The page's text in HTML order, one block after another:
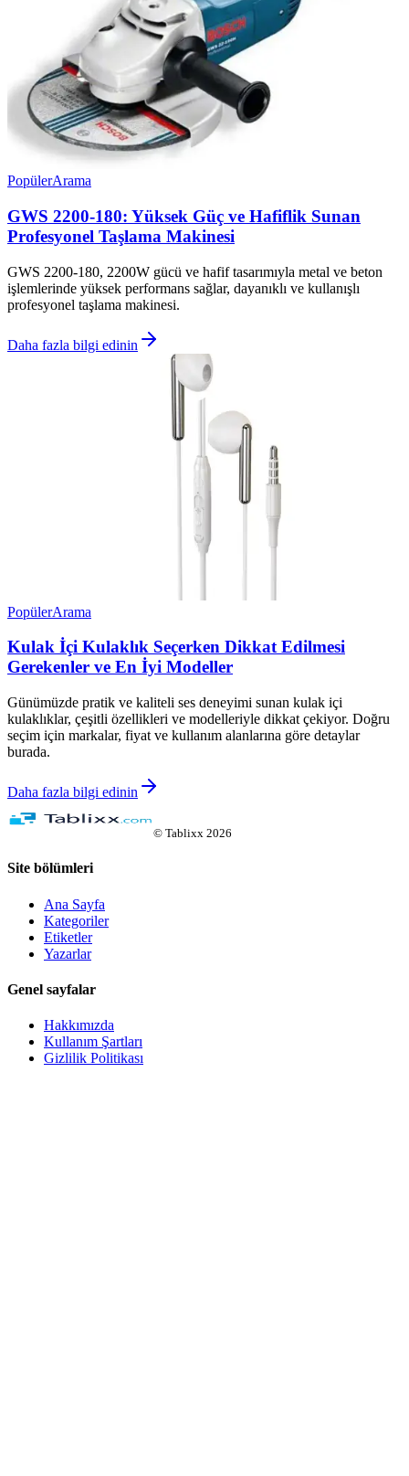
PopülerArama
GWS 2200-180: Yüksek Güç ve Hafiflik Sunan
Profesyonel Taşlama Makinesi
GWS 2200-180, 2200W gücü ve hafif tasarımıyla metal ve beton
işlemlerinde yüksek performans sağlar, dayanıklı ve kullanışlı
profesyonel taşlama makinesi.
Daha fazla bilgi edinin
PopülerArama
Kulak İçi Kulaklık Seçerken Dikkat Edilmesi
Gerekenler ve En İyi Modeller
Günümüzde pratik ve kaliteli ses deneyimi sunan kulak içi
kulaklıklar, çeşitli özellikleri ve modelleriyle dikkat çekiyor. Doğru
seçim için markalar, fiyat ve kullanım alanlarına göre detaylar
burada.
Daha fazla bilgi edinin
© Tablixx 2026
Site bölümleri
Ana Sayfa
Kategoriler
Etiketler
Yazarlar
Genel sayfalar
Hakkımızda
Kullanım Şartları
Gizlilik Politikası